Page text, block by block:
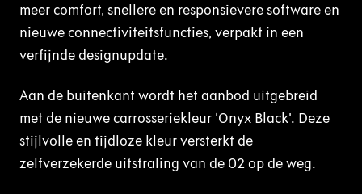
meer comfort, snellere en responsievere software en
nieuwe connectiviteitsfuncties, verpakt in een
verfijnde designupdate.
Aan de buitenkant wordt het aanbod uitgebreid
met de nieuwe carrosseriekleur ‘Onyx Black’. Deze
stijlvolle en tijdloze kleur versterkt de
zelfverzekerde uitstraling van de 02 op de weg.